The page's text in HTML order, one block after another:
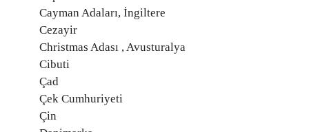
Cayman Adaları, İngiltere
Cezayir
Christmas Adası , Avusturalya
Cibuti
Çad
Çek Cumhuriyeti
Çin